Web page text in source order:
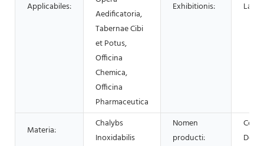
Applicabiles:
Aedificatoria,
Tabernae Cibi
et Potus,
Officina
Chemica,
Officina
Pharmaceutica
Exhibitionis:
Lanka
Materia:
Chalybs
Inoxidabilis
Nomen
producti: